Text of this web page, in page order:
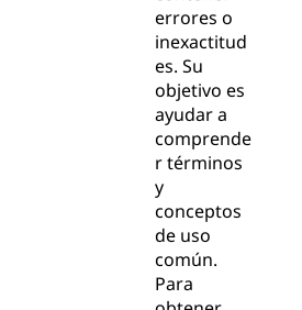
errores o
inexactitud
es. Su
objetivo es
ayudar a
comprende
r términos
y
conceptos
de uso
común.
Para